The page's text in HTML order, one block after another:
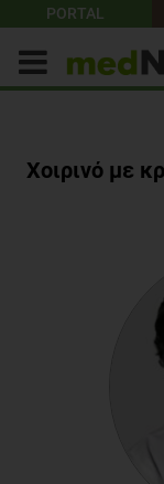
PORTAL
Χοιρινό με